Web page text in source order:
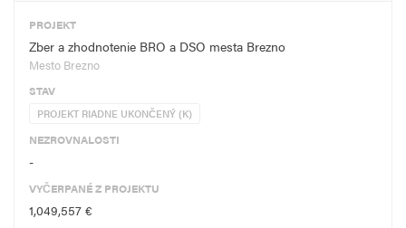
PROJEKT
Zber a zhodnotenie BRO a DSO mesta Brezno
Mesto Brezno
STAV
PROJEKT RIADNE UKONČENÝ (K)
NEZROVNALOSTI
-
VYČERPANÉ Z PROJEKTU
1,049,557 €